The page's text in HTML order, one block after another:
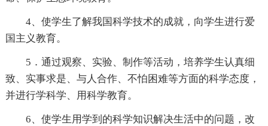
4、使学生了解我国科学技术的成就，向学生进行爱
国主义教育。
5．通过观察、实验、制作等活动，培养学生认真细
致、实事求是、与人合作、不怕困难等方面的科学态度，
并进行学科学、用科学教育。
6、使学生用学到的科学知识解决生活中的问题，改